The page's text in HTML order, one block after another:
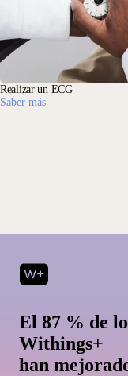
Realizar un ECG
Saber más
El 87 % de
Withings+
han